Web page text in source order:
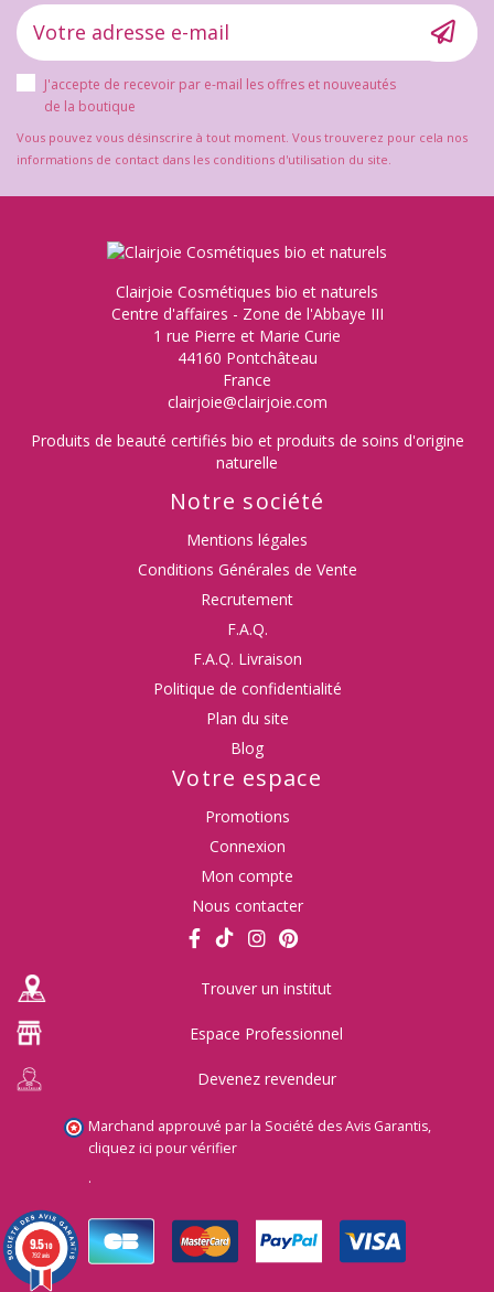
J'accepte de recevoir par e-mail les offres et nouveautés
de la boutique
Vous pouvez vous désinscrire à tout moment. Vous trouverez pour cela nos
informations de contact dans les conditions d'utilisation du site.
Clairjoie Cosmétiques bio et naturels
Centre d'affaires - Zone de l'Abbaye III
1 rue Pierre et Marie Curie
44160 Pontchâteau
France
clairjoie@clairjoie.com
Produits de beauté certifiés bio et produits de soins d'origine
naturelle
Notre société
Mentions légales
Conditions Générales de Vente
Recrutement
F.A.Q.
F.A.Q. Livraison
Politique de confidentialité
Plan du site
Blog
Votre espace
Promotions
Connexion
Mon compte
Nous contacter
Trouver un institut
Espace Professionnel
Devenez revendeur
Marchand approuvé par la Société des Avis Garantis,
cliquez ici pour vérifier
.
9.5/10
792 avis